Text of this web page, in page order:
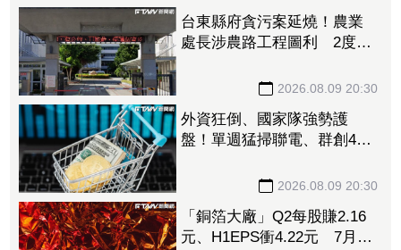
台東縣府貪污案延燒！農業
處長涉農路工程圖利 2度交
2026.08.09 20:30
外資狂倒、國家隊強勢護
盤！單週猛掃聯電、群創4萬
2026.08.09 20:30
「銅箔大廠」Q2每股賺2.16
元、H1EPS衝4.22元 7月營